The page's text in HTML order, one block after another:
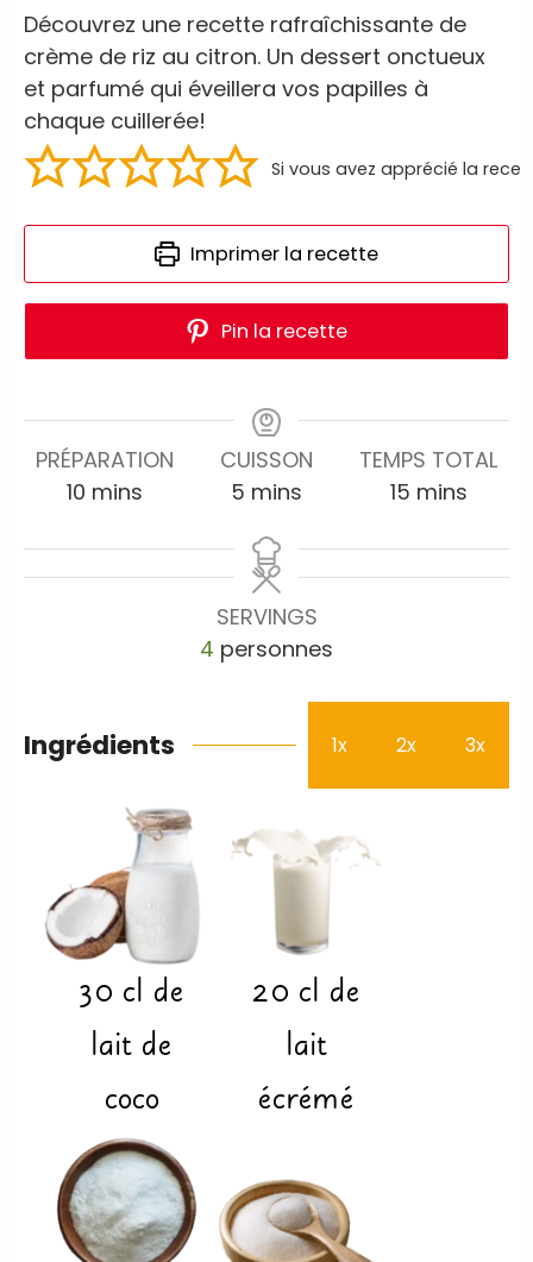
Découvrez une recette rafraîchissante de
crème de riz au citron. Un dessert onctueux
et parfumé qui éveillera vos papilles à
chaque cuillerée!
Si vous avez apprécié la
Imprimer la recette
Pin la recette
PRÉPARATION
10 mins
CUISSON
5 mins
TEMPS TOTAL
15 mins
SERVINGS
4 personnes
Ingrédients 1x 2x 3x
30 cl de
lait de
coco
20 cl de
lait
écrémé